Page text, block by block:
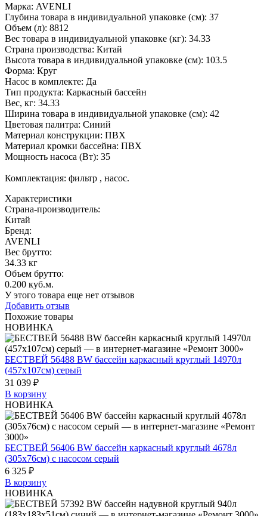
Марка: AVENLI
Глубина товара в индивидуальной упаковке (см): 37
Объем (л): 8812
Вес товара в индивидуальной упаковке (кг): 34.33
Страна производства: Китай
Высота товара в индивидуальной упаковке (см): 103.5
Форма: Круг
Насос в комплекте: Да
Тип продукта: Каркасный бассейн
Вес, кг: 34.33
Ширина товара в индивидуальной упаковке (см): 42
Цветовая палитра: Синий
Материал конструкции: ПВХ
Материал кромки бассейна: ПВХ
Мощность насоса (Вт): 35
Комплектация: фильтр , насос.
Характеристики
Страна-производитель:
Китай
Бренд:
AVENLI
Вес брутто:
34.33 кг
Объем брутто:
0.200 куб.м.
У этого товара еще нет отзывов
Добавить отзыв
Похожие товары
НОВИНКА
БЕСТВЕЙ 56488 BW бассейн каркасный круглый 14970л
(457x107см) серый
31 039 ₽
В корзину
НОВИНКА
БЕСТВЕЙ 56406 BW бассейн каркасный круглый 4678л
(305x76см) с насосом серый
6 325 ₽
В корзину
НОВИНКА